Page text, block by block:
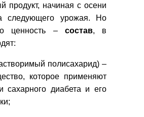
продукт, начиная с осени
следующего урожая. Но
ценность – состав, в
полисахарид) –
которое применяют
сахарного диабета и его